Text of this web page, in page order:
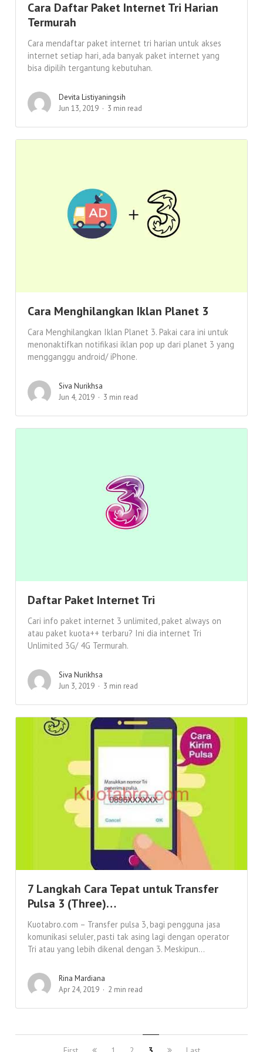
Cara Daftar Paket Internet Tri Harian
Termurah
Cara mendaftar paket internet tri harian untuk akses
internet setiap hari, ada banyak paket internet yang
bisa dipilih tergantung kebutuhan.
Devita Listiyaningsih
Jun 13, 2019
3 min read
Cara Menghilangkan Iklan Planet 3
Cara Menghilangkan Iklan Planet 3. Pakai cara ini untuk
menonaktifkan notifikasi iklan pop up dari planet 3 yang
mengganggu android/ iPhone.
Siva Nurikhsa
Jun 4, 2019
3 min read
Daftar Paket Internet Tri
Cari info paket internet 3 unlimited, paket always on
atau paket kuota++ terbaru? Ini dia internet Tri
Unlimited 3G/ 4G Termurah.
Siva Nurikhsa
Jun 3, 2019
3 min read
7 Langkah Cara Tepat untuk Transfer
Pulsa 3 (Three)…
Kuotabro.com – Transfer pulsa 3, bagi pengguna jasa
komunikasi seluler, pasti tak asing lagi dengan operator
Tri atau yang lebih dikenal dengan 3. Meskipun...
Rina Mardiana
Apr 24, 2019
2 min read